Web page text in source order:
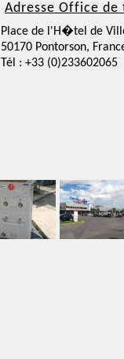
Adresse Office de
Place de l'H�tel de
50170 Pontorson,
Tél : +33 (0)233602065